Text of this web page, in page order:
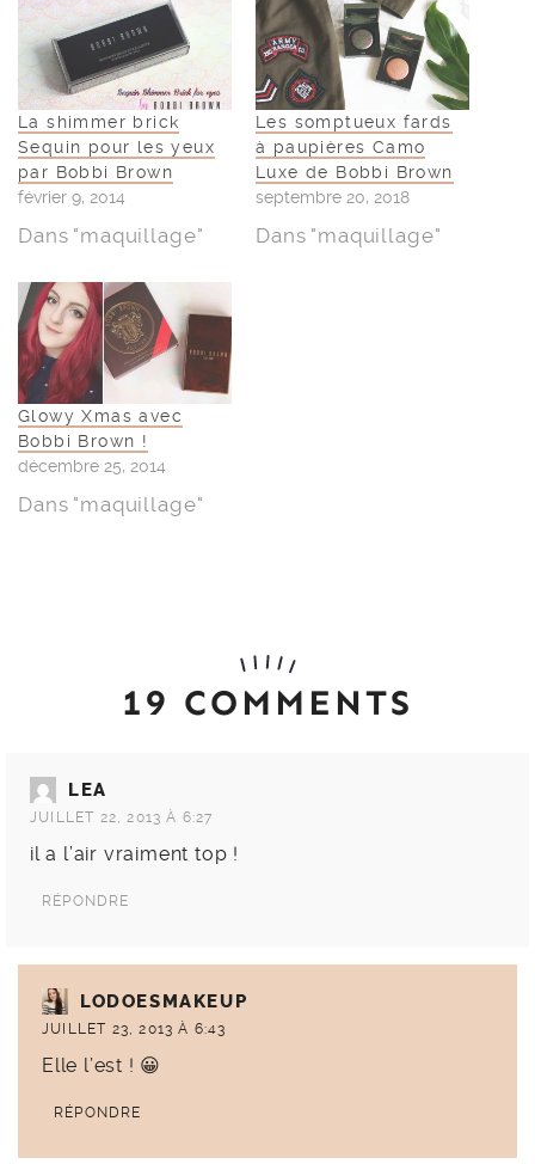
La shimmer brick
Sequin pour les yeux
par Bobbi Brown
février 9, 2014
Dans "maquillage"
Les somptueux fards
à paupières Camo
Luxe de Bobbi Brown
septembre 20, 2018
Dans "maquillage"
Glowy Xmas avec
Bobbi Brown !
décembre 25, 2014
Dans "maquillage"
19 COMMENTS
LEA
JUILLET 22, 2013 À 6:27
il a l’air vraiment top !
RÉPONDRE
LODOESMAKEUP
JUILLET 23, 2013 À 6:43
Elle l’est ! 😀
RÉPONDRE